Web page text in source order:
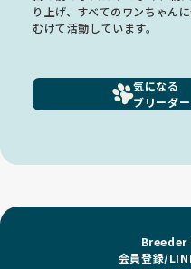
り上げ、すべてのワンちゃん
むけて活動しています。
気になる
ブリーダ
Breeder
会員登録/